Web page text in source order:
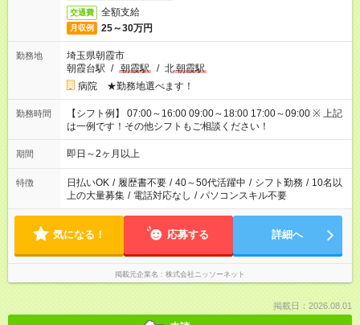
交通費 全額支給
月収例 25～30万円
勤務地
埼玉県朝霞市
朝霞台駅 / 朝霞駅 / 北朝霞駅
病院 ★勤務地選べます！
勤務時間
【シフト例】 07:00～16:00 09:00～18:00 17:00～09:00 ※ 上記
は一例です！その他シフトもご相談ください！
期間 即日～2ヶ月以上
特徴 日払いOK / 履歴書不要 / 40～50代活躍中 / シフト勤務 / 10名以
上の大量募集 / 電話対応なし / パソコンスキル不要
気になる！ 応募する 詳細へ
掲載元企業名 株式会社ニッソーネット
掲載日：2026.08.01